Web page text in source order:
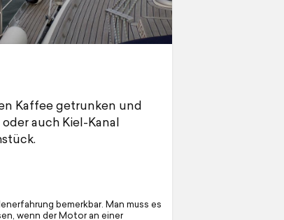
Kaffee getrunken und
auch Kiel-Kanal
bemerkbar. Man muss es
wenn der Motor an einer